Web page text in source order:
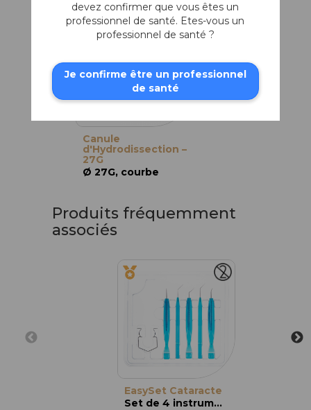
Canule
d'Hydrodissection –
27G
Ø 27G, courbe
Produits fréquemment
associés
EasySet Cataracte
Set de 4 instruments à usage unique
devez confirmer que vous êtes un
professionnel de santé. Etes-vous un
professionnel de santé ?
Je confirme être un professionnel
de santé